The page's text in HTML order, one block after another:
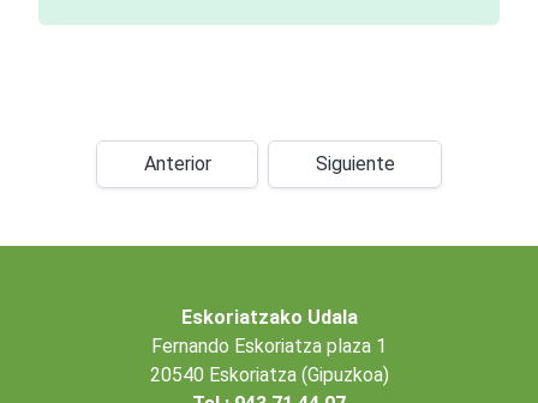
Anterior Siguiente
Eskoriatzako Udala
Fernando Eskoriatza plaza 1
20540 Eskoriatza (Gipuzkoa)